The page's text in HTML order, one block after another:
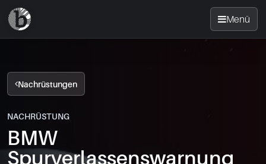
Menü
Nachrüsten
News
Nachrüstungen
NACHRÜSTUNG
BMW
Spurverlassenswarnung